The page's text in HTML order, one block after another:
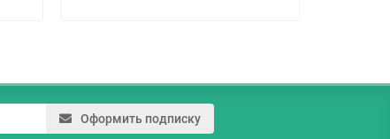
Оформить подписку